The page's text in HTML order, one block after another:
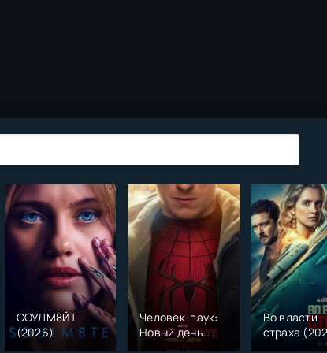
СОУЛМ8ЙТ
(2026)
Человек-паук:
Новый день
(2026)
Во власти
страха